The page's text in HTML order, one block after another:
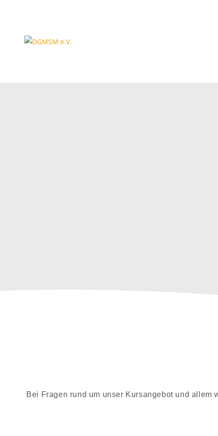
Bei Fragen rund um unser Kursangebot und